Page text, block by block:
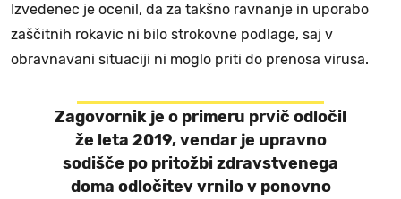
Izvedenec je ocenil, da za takšno ravnanje in uporabo
zaščitnih rokavic ni bilo strokovne podlage, saj v
obravnavani situaciji ni moglo priti do prenosa virusa.
Zagovornik je o primeru prvič odločil
že leta 2019, vendar je upravno
sodišče po pritožbi zdravstvenega
doma odločitev vrnilo v ponovno